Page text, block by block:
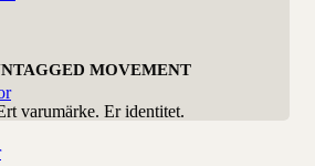
MOVEMENT
varumärke. Er identitet.